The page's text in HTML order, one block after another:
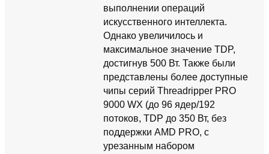
выполнении операций
искусственного интеллекта.
Однако увеличилось и
максимальное значение TDP,
достигнув 500 Вт. Также были
представлены более доступные
чипы серий Threadripper PRO
9000 WX (до 96 ядер/192
потоков, TDP до 350 Вт, без
поддержки AMD PRO, с
урезанным набором